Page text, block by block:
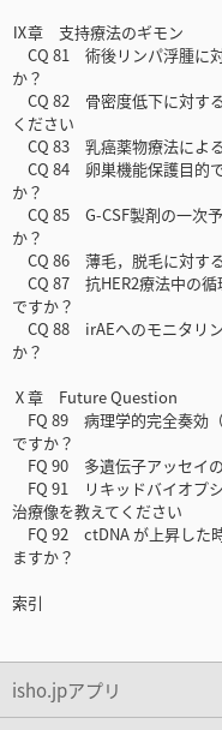
Ⅸ章 支持療法のギモン
CQ 81 術後リンパ浮腫に
か？
CQ 82 骨密度低下に対す
ください
CQ 83 乳癌薬物療法によ
CQ 84 卵巣機能保護目的
か？
CQ 85 G-CSF製剤の一次
か？
CQ 86 薄毛，脱毛に対す
CQ 87 抗HER2療法中の循
ですか？
CQ 88 irAEへのモニタリ
か？
Ⅹ章 Future Question
FQ 89 病理学的完全奏効
ですか？
FQ 90 多遺伝子アッセイ
FQ 91 リキッドバイオプ
治療像を教えてください
FQ 92 ctDNA が上昇した
ますか？
索引
isho.jpアプリ